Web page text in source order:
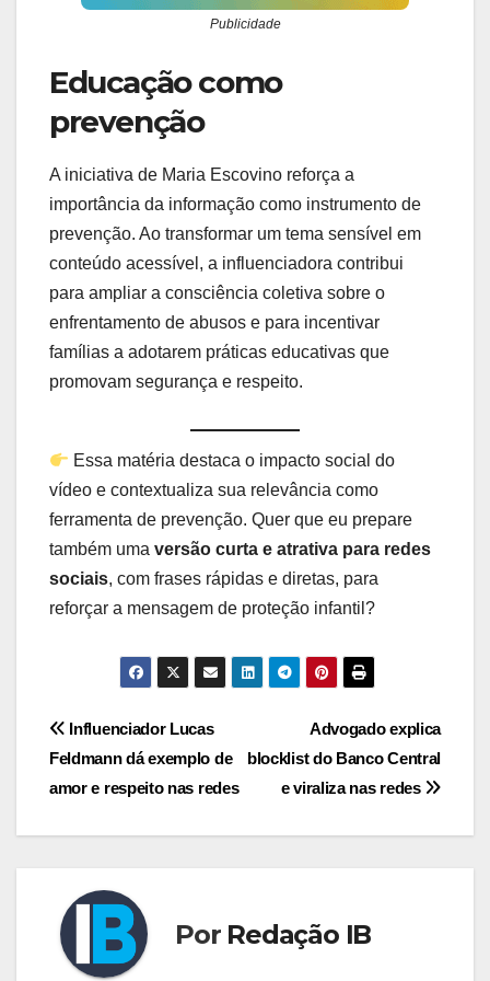
Publicidade
Educação como
prevenção
A iniciativa de Maria Escovino reforça a
importância da informação como instrumento de
prevenção. Ao transformar um tema sensível em
conteúdo acessível, a influenciadora contribui
para ampliar a consciência coletiva sobre o
enfrentamento de abusos e para incentivar
famílias a adotarem práticas educativas que
promovam segurança e respeito.
Essa matéria destaca o impacto social do
vídeo e contextualiza sua relevância como
ferramenta de prevenção. Quer que eu prepare
também uma versão curta e atrativa para redes
sociais, com frases rápidas e diretas, para
reforçar a mensagem de proteção infantil?
Navegação
de
Post
Advogado explica
blocklist do Banco Central
e viraliza nas redes
Influenciador Lucas
Feldmann dá exemplo de
amor e respeito nas redes
Por Redação IB